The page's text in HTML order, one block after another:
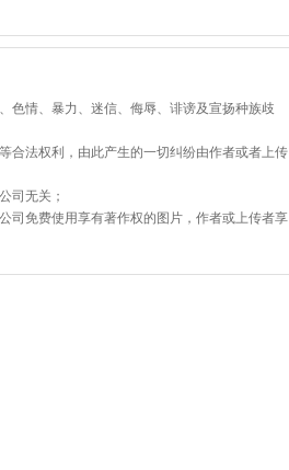
色情、暴力、迷信、侮辱、诽谤及宣扬种族歧
合法权利，由此产生的一切纠纷由作者或者上传
司无关；
司免费使用享有著作权的图片，作者或上传者享